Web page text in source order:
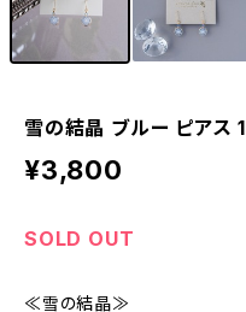
雪の結晶 ブルー ピアス
¥3,800
SOLD OUT
≪雪の結晶≫